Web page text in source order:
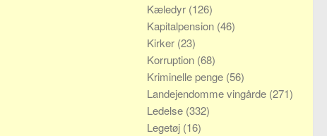
Kæledyr (126)
Kapitalpension (46)
Kirker (23)
Korruption (68)
Kriminelle penge (56)
Landejendomme vingårde (271)
Ledelse (332)
Legetøj (16)